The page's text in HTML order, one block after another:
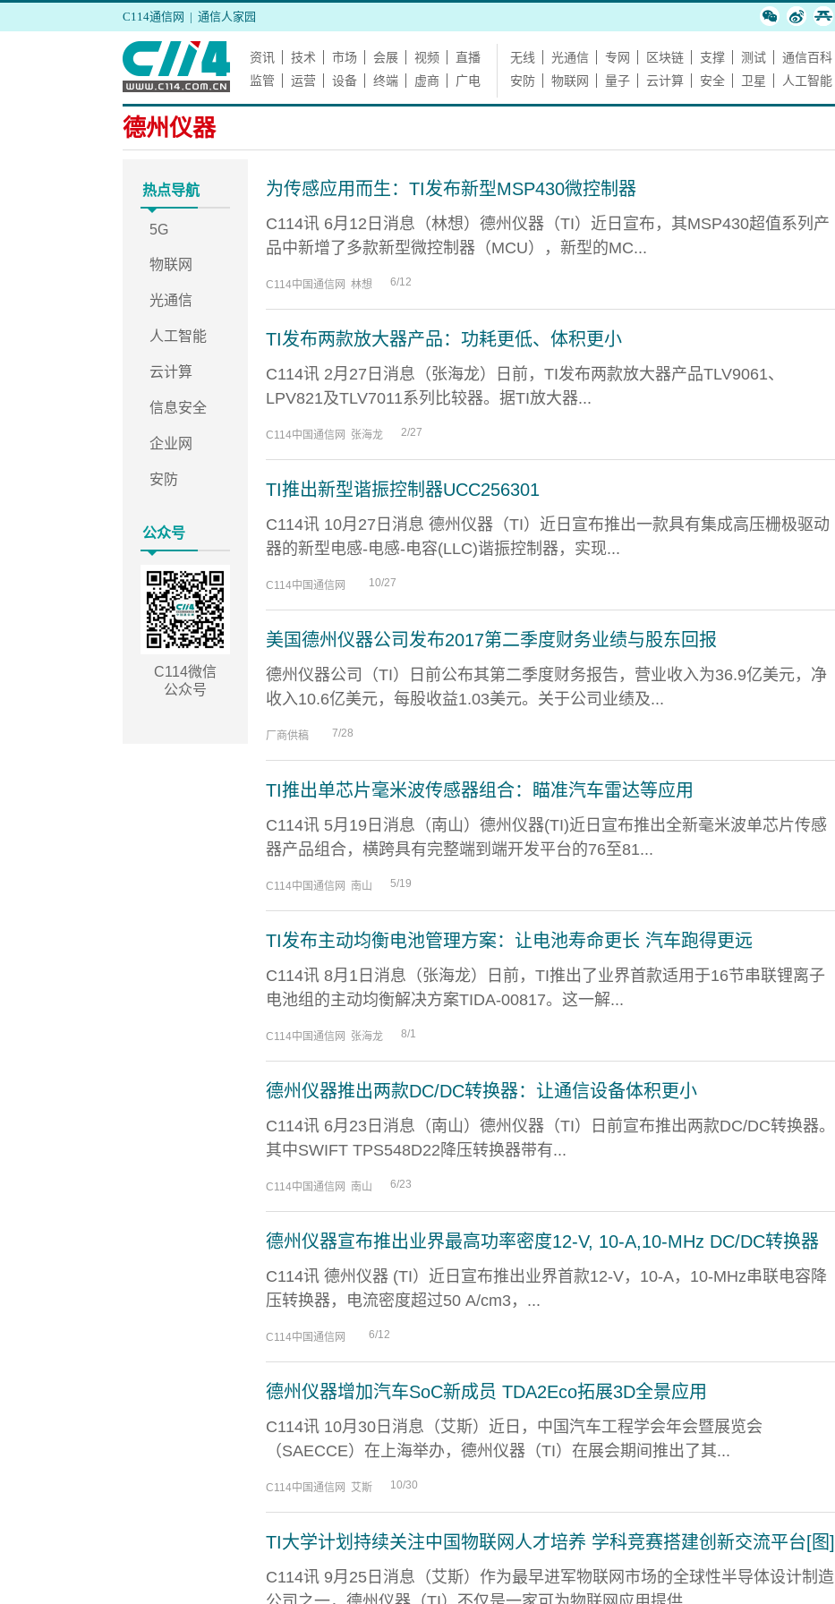
C114通信网 | 通信人家园
资讯 技术 市场 会展 视频
直播
监管
运营 设备 终端 虚商 广电
无线 光通信 专网 区块链 支撑 测试
通信百科
安防
物联网 量子 云计算 安全 卫星 人工智能
德州仪器
热点导航
5G
物联网
光通信
人工智能
云计算
信息安全
企业网
安防
公众号
C114微信
公众号
为传感应用而生：TI发布新型MSP430微控制器
C114讯 6月12日消息（林想）德州仪器（TI）近日宣布，其MSP430超值系列产
品中新增了多款新型微控制器（MCU），新型的MC...
C114中国通信网 林想 6/12
TI发布两款放大器产品：功耗更低、体积更小
C114讯 2月27日消息（张海龙）日前，TI发布两款放大器产品TLV9061、
LPV821及TLV7011系列比较器。据TI放大器...
C114中国通信网 张海龙 2/27
TI推出新型谐振控制器UCC256301
C114讯 10月27日消息 德州仪器（TI）近日宣布推出一款具有集成高压栅极驱动
器的新型电感-电感-电容(LLC)谐振控制器，实现...
C114中国通信网 10/27
美国德州仪器公司发布2017第二季度财务业绩与股东回报
德州仪器公司（TI）日前公布其第二季度财务报告，营业收入为36.9亿美元，净
收入10.6亿美元，每股收益1.03美元。关于公司业绩及...
厂商供稿 7/28
TI推出单芯片毫米波传感器组合：瞄准汽车雷达等应用
C114讯 5月19日消息（南山）德州仪器(TI)近日宣布推出全新毫米波单芯片传感
器产品组合，横跨具有完整端到端开发平台的76至81...
C114中国通信网 南山 5/19
TI发布主动均衡电池管理方案：让电池寿命更长 汽车跑得更远
C114讯 8月1日消息（张海龙）日前，TI推出了业界首款适用于16节串联锂离子
电池组的主动均衡解决方案TIDA-00817。这一解...
C114中国通信网 张海龙 8/1
德州仪器推出两款DC/DC转换器：让通信设备体积更小
C114讯 6月23日消息（南山）德州仪器（TI）日前宣布推出两款DC/DC转换器。
其中SWIFT TPS548D22降压转换器带有...
C114中国通信网 南山 6/23
德州仪器宣布推出业界最高功率密度12-V, 10-A,10-MHz DC/DC转换器
C114讯 德州仪器 (TI）近日宣布推出业界首款12-V，10-A，10-MHz串联电容降
压转换器，电流密度超过50 A/cm3，...
C114中国通信网 6/12
德州仪器增加汽车SoC新成员 TDA2Eco拓展3D全景应用
C114讯 10月30日消息（艾斯）近日，中国汽车工程学会年会暨展览会
（SAECCE）在上海举办，德州仪器（TI）在展会期间推出了其...
C114中国通信网 艾斯 10/30
TI大学计划持续关注中国物联网人才培养 学科竞赛搭建创新交流平台[图]
C114讯 9月25日消息（艾斯）作为最早进军物联网市场的全球性半导体设计制造